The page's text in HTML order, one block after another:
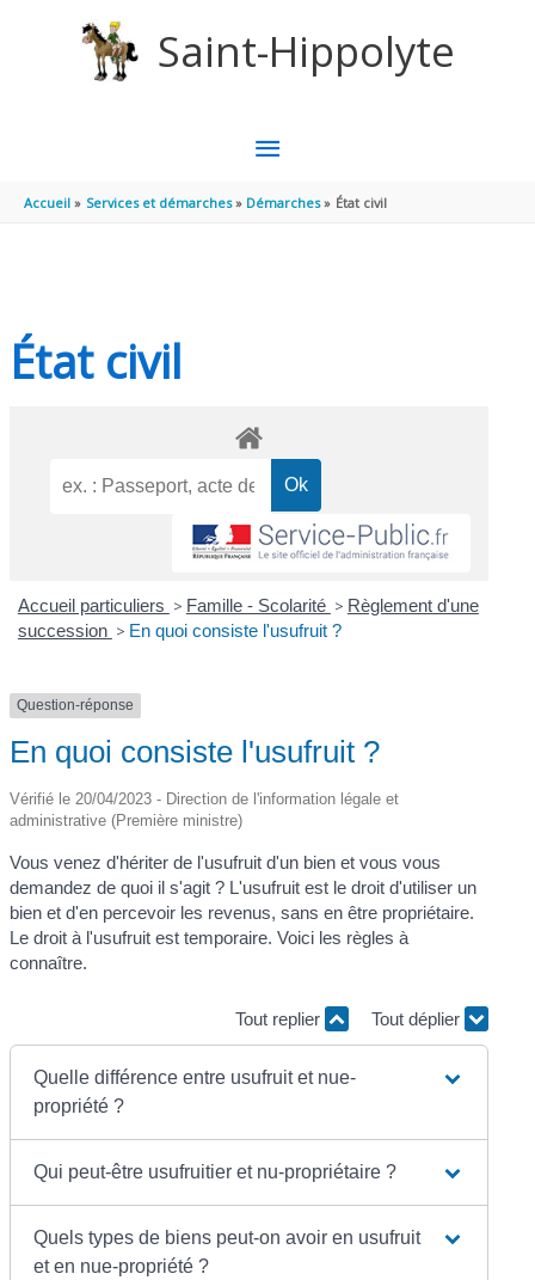
Saint-Hippolyte
MENU
PRINCIPAL
Accueil Services et démarches Démarches État civil
État civil
Accueil particuliers > Famille - Scolarité > Règlement d'une
succession > En quoi consiste l'usufruit ?
Question-réponse
En quoi consiste l'usufruit ?
Vérifié le 20/04/2023 - Direction de l'information légale et
administrative (Première ministre)
Vous venez d'hériter de l'usufruit d'un bien et vous vous
demandez de quoi il s'agit ? L'usufruit est le droit d'utiliser un
bien et d'en percevoir les revenus, sans en être propriétaire.
Le droit à l'usufruit est temporaire. Voici les règles à
connaître.
Tout replier Tout déplier
Quelle différence entre usufruit et nue-
propriété ?
Qui peut-être usufruitier et nu-propriétaire ?
Quels types de biens peut-on avoir en usufruit
et en nue-propriété ?